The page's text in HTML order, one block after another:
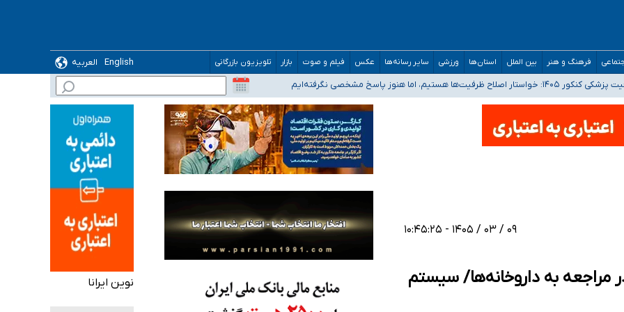
فرهنگ و هنر بین الملل استان‌ها ورزشی سایر رسانه‌ها عکس فیلم و صوت بازار تلویزیون بازرگانی English
العربیه
هزینه‌های سنگین اجتماعی انتشار تصاویر خصوصی برای قربانیان/ سوءاستفاده
اما هنوز پاسخ مشخصی نگرفته‌ایم
عملیات و دکترای تخصصی جغرافیای نظامی دافوس آجا
۰۹ / ۰۳ / ۱۴۰۵ - ۱۰:۴۵:۲۵
مراجعه به داروخانه‌ها/ سیستم
نوین ایرانا